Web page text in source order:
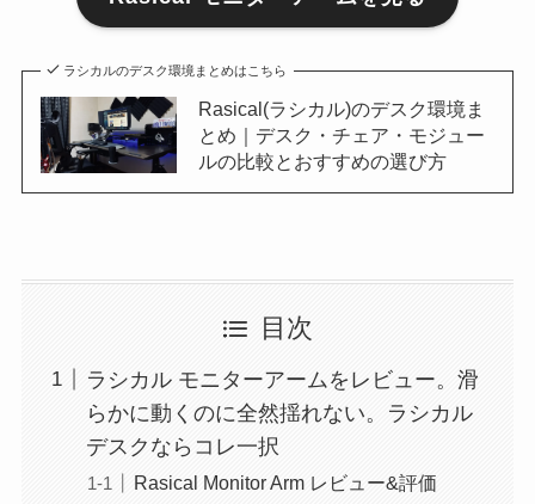
ラシカルのデスク環境まとめはこちら
Rasical(ラシカル)のデスク環境ま
とめ｜デスク・チェア・モジュー
ルの比較とおすすめの選び方
目次
ラシカル モニターアームをレビュー。滑
らかに動くのに全然揺れない。ラシカル
デスクならコレ一択
Rasical Monitor Arm レビュー&評価